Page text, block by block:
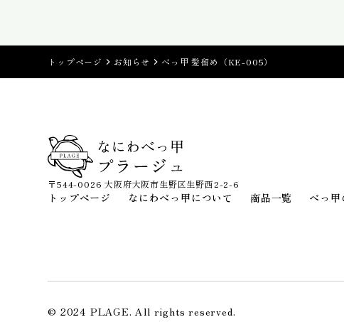
トップページ お知らせ べっ甲 髪留め（KE-005）
〒544-0026 大阪府大阪市生野区生野西2-2-6
トップページ なにわべっ甲について 商品一覧 べっ甲
© 2024 PLAGE. All rights reserved.